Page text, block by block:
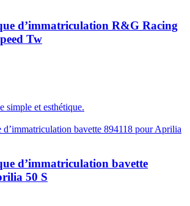
d’immatriculation R&G Racing
Tw
simple et esthétique.
d’immatriculation bavette
50 S